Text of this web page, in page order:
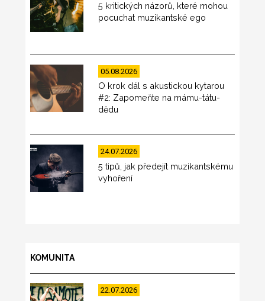
5 kritických názorů, které mohou
pocuchat muzikantské ego
05.08.2026
O krok dál s akustickou kytarou
#2: Zapomeňte na mámu-tátu-
dědu
24.07.2026
5 tipů, jak předejít muzikantskému
vyhoření
KOMUNITA
22.07.2026